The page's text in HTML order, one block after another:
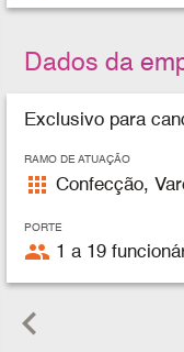
Dados da
Exclusivo para
RAMO DE ATUAÇÃO
apps Confecção,
PORTE
people 1 a 19
keyboard_arrow_left